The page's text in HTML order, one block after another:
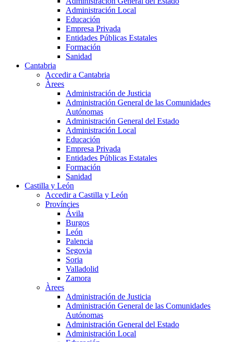
Administración Local
Educación
Empresa Privada
Entidades Públicas Estatales
Formación
Sanidad
Cantabria
Accedir a Cantabria
Àrees
Administración de Justicia
Administración General de las Comunidades
Autónomas
Administración General del Estado
Administración Local
Educación
Empresa Privada
Entidades Públicas Estatales
Formación
Sanidad
Castilla y León
Accedir a Castilla y León
Províncies
Ávila
Burgos
León
Palencia
Segovia
Soria
Valladolid
Zamora
Àrees
Administración de Justicia
Administración General de las Comunidades
Autónomas
Administración General del Estado
Administración Local